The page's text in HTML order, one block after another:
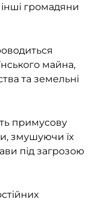
інші громадяни
майна,
та земельні
примусову
змушуючи їх
під загрозою